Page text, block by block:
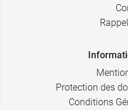
Protection des
Conditions